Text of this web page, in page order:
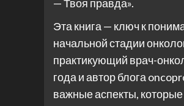
— Твоя правда».
Эта книга — ключ к
начальной стадии
практикующий врач-
года и автор блога
важные аспекты, которые